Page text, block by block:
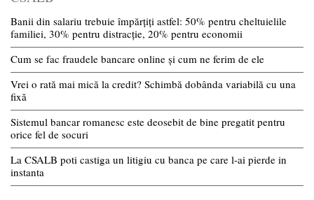
Banii din salariu trebuie împărțiți astfel: 50% pentru cheltuielile
familiei, 30% pentru distracție, 20% pentru economii
Cum se fac fraudele bancare online și cum ne ferim de ele
Vrei o rată mai mică la credit? Schimbă dobânda variabilă cu una
fixă
Sistemul bancar romanesc este deosebit de bine pregatit pentru
orice fel de socuri
La CSALB poti castiga un litigiu cu banca pe care l-ai pierde in
instanta